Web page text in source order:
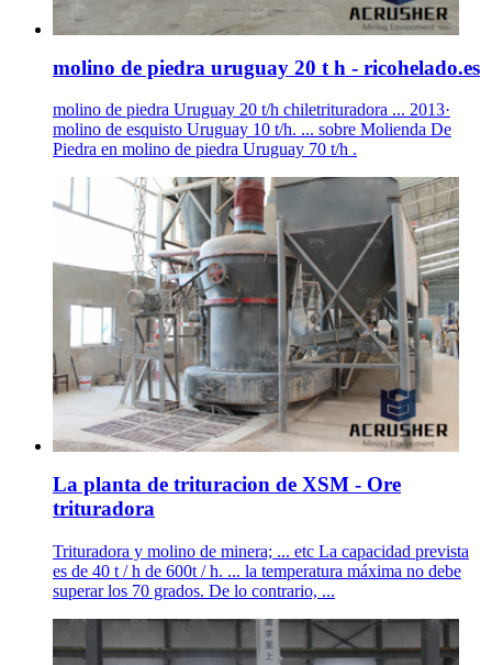
molino de piedra uruguay 20 t h - ricohelado.es
molino de piedra Uruguay 20 t/h chiletrituradora ... 2013·
molino de esquisto Uruguay 10 t/h. ... sobre Molienda De
Piedra en molino de piedra Uruguay 70 t/h .
La planta de trituracion de XSM - Ore
trituradora
Trituradora y molino de minera; ... etc La capacidad prevista
es de 40 t / h de 600t / h. ... la temperatura máxima no debe
superar los 70 grados. De lo contrario, ...